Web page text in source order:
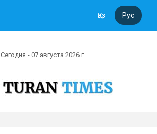
Қаз Рус
Сегодня - 07 августа 2026 г